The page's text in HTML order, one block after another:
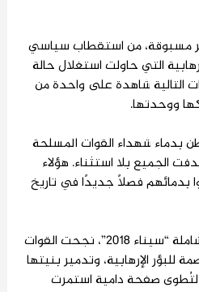
غير مسبوقة، من استقطاب سياسي
التي حاولت استغلال حالة
التالية شاهدة على واحدة من
ووحدتها.
بدماء شهداء القوات المسلحة
الجميع بلا استثناء. هؤلاء
بدمائهم فصلًا جديدًا في تاريخ
وكانت سيناء الساحة الأبرز لتلك المواجهة. فمن خلال العملية الشاملة “سيناء 2018”، نجحت القوات
الإرهابية، وتدمير بنيتها
لتُطوى صفحة دامية استمرت